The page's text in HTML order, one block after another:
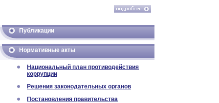
Публикации
Нормативные акты
Национальный план противодействия
коррупции
Решения законодательных органов
Постановления правительства